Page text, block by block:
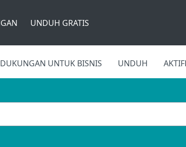
UNDUH GRATIS
DUKUNGAN UNTUK BISNIS UNDUH